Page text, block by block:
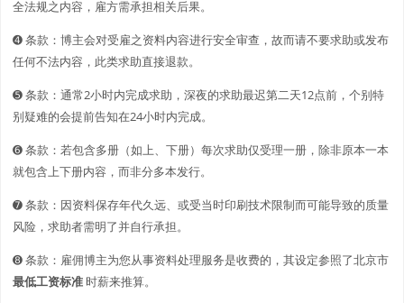
全法规之内容，雇方需承担相关后果。
➍ 条款：博主会对受雇之资料内容进行安全审查，故而请不要求助或发布
任何不法内容，此类求助直接退款。
➎ 条款：通常2小时内完成求助，深夜的求助最迟第二天12点前，个别特
别疑难的会提前告知在24小时内完成。
➏ 条款：若包含多册（如上、下册）每次求助仅受理一册，除非原本一本
就包含上下册内容，而非分多本发行。
➐ 条款：因资料保存年代久远、或受当时印刷技术限制而可能导致的质量
风险，求助者需明了并自行承担。
➑ 条款：雇佣博主为您从事资料处理服务是收费的，其设定参照了北京市
最低工资标准时薪来推算。